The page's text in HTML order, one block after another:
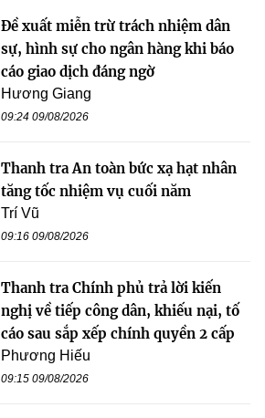
Đề xuất miễn trừ trách nhiệm dân
sự, hình sự cho ngân hàng khi báo
cáo giao dịch đáng ngờ
Hương Giang
09:24 09/08/2026
Thanh tra An toàn bức xạ hạt nhân
tăng tốc nhiệm vụ cuối năm
Trí Vũ
09:16 09/08/2026
Thanh tra Chính phủ trả lời kiến
nghị về tiếp công dân, khiếu nại, tố
cáo sau sắp xếp chính quyền 2 cấp
Phương Hiếu
09:15 09/08/2026